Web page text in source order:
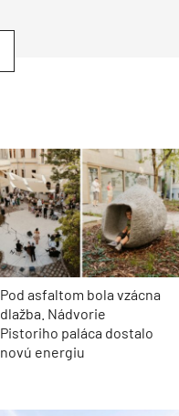
Pod asfaltom bola vzácna
dlažba. Nádvorie
Pistoriho paláca dostalo
novú energiu